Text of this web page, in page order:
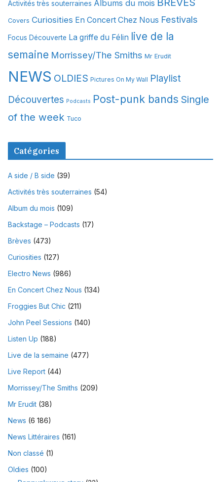
v
e
Activités très souterraines Albums du mois
Covers Curiosities En Concert Chez Nous Festivals
Focus Découverte La griffe du Félin live de la
semaine Morrissey/The Smiths Mr Erudit
NEWS OLDIES Pictures On My Wall Playlist
Découvertes Podcasts Post-punk bands Single
of the week Tuco
Catégories
A side / B side (39)
Activités très souterraines (54)
Album du mois (109)
Backstage – Podcasts (17)
Brèves (473)
Curiosities (127)
Electro News (986)
En Concert Chez Nous (134)
Froggies But Chic (211)
John Peel Sessions (140)
Listen Up (188)
Live de la semaine (477)
Live Report (44)
Morrissey/The Smiths (209)
Mr Erudit (38)
News (6 186)
News Littéraires (161)
Non classé (1)
Oldies (100)